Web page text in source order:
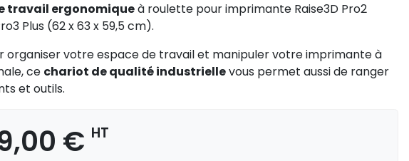
travail ergonomiqueà roulette pour imprimante Raise3D Pro2
Plus (62 x 63 x 59,5 cm).
organiser votre espace de travail et manipuler votre imprimante à
ce chariot de qualité industriellevous permet aussi de ranger
et outils.
€ HT